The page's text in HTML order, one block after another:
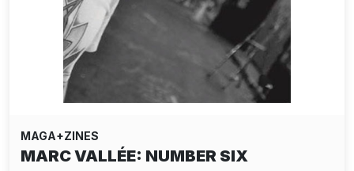
MAGA+ZINES
MARC VALLÉE: NUMBER SIX